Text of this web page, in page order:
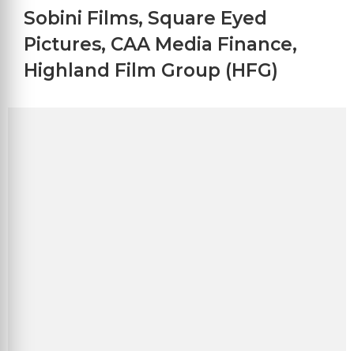
Sobini Films, Square Eyed
Pictures, CAA Media Finance,
Highland Film Group (HFG)